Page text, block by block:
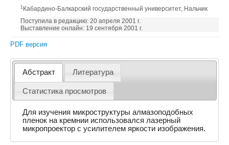
1 Кабардино-Балкарский государственный университет, Нальчик
Поступила в редакцию: 20 апреля 2001 г.
Выставление онлайн: 19 сентября 2001 г.
PDF версия
Абстракт Литература
Статистика просмотров
Для изучения микроструктуры алмазоподобных
пленок на кремнии использовался лазерный
микропроектор с усилителем яркости изображения.